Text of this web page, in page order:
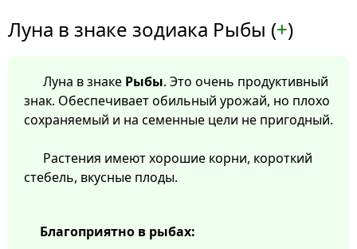
Луна в знаке зодиака Рыбы (+)
Луна в знаке Рыбы. Это очень продуктивный
знак. Обеспечивает обильный урожай, но плохо
сохраняемый и на семенные цели не пригодный.
Растения имеют хорошие корни, короткий
стебель, вкусные плоды.
Благоприятно в рыбах: